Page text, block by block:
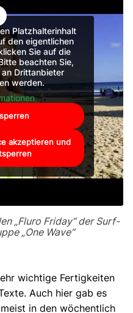
Platzhalterinhalt
den eigentlichen
Sie auf die
beachten Sie,
Drittanbieter
werden.
akzeptieren und
„Fluro Friday“ der Surf-
„One Wave“
wichtige Fertigkeiten
Auch hier gab es
in den wöchentlich